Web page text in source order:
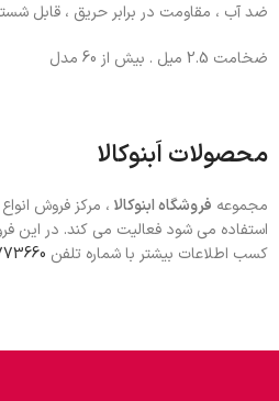
ضد آب ، مقاومت در برابر حریق ، قابل
ضخامت 2.5 میل . بیش از 60 مدل
محصولات اَبنوکالا
مجموعه فروشگاه ابنوکالا ، مرکز فروش
استفاده می شود فعالیت می کند. در این
کسب اطلاعات بیشتر با شماره تلفن